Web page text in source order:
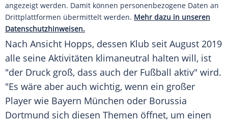
angezeigt werden. Damit können personenbezogene Daten an
Drittplattformen übermittelt werden. Mehr dazu in unseren
Datenschutzhinweisen.
Nach Ansicht Hopps, dessen Klub seit August 2019
alle seine Aktivitäten klimaneutral halten will, ist
"der Druck groß, dass auch der Fußball aktiv" wird.
"Es wäre aber auch wichtig, wenn ein großer
Player wie Bayern München oder Borussia
Dortmund sich diesen Themen öffnet, um einen